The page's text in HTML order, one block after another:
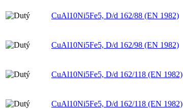
CuAl10Ni5Fe5, D/d 162/88 (EN 1982)
CuAl10Ni5Fe5, D/d 162/98 (EN 1982)
CuAl10Ni5Fe5, D/d 162/118 (EN 1982)
CuAl10Ni5Fe5, D/d 162/118 (EN 1982)